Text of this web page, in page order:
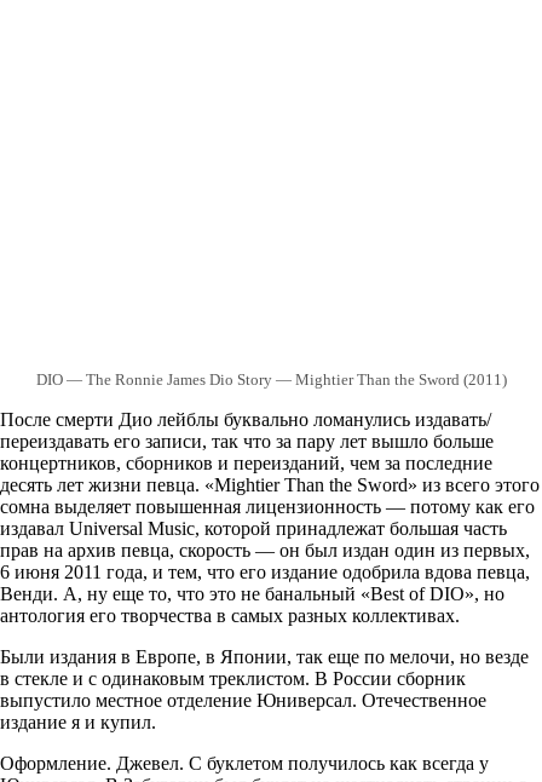
DIO — The Ronnie James Dio Story — Mightier Than the Sword (2011)
После смерти Дио лейблы буквально ломанулись издавать/
переиздавать его записи, так что за пару лет вышло больше
концертников, сборников и переизданий, чем за последние
десять лет жизни певца. «Mightier Than the Sword» из всего этого
сомна выделяет повышенная лицензионность — потому как его
издавал Universal Music, которой принадлежат большая часть
прав на архив певца, скорость — он был издан один из первых,
6 июня 2011 года, и тем, что его издание одобрила вдова певца,
Венди. А, ну еще то, что это не банальный «Best of DIO», но
антология его творчества в самых разных коллективах.
Были издания в Европе, в Японии, так еще по мелочи, но везде
в стекле и с одинаковым треклистом. В России сборник
выпустило местное отделение Юниверсал. Отечественное
издание я и купил.
Оформление. Джевел. С буклетом получилось как всегда у